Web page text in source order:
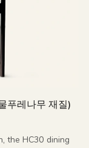
푸레나무 재질)
the HC30 dining